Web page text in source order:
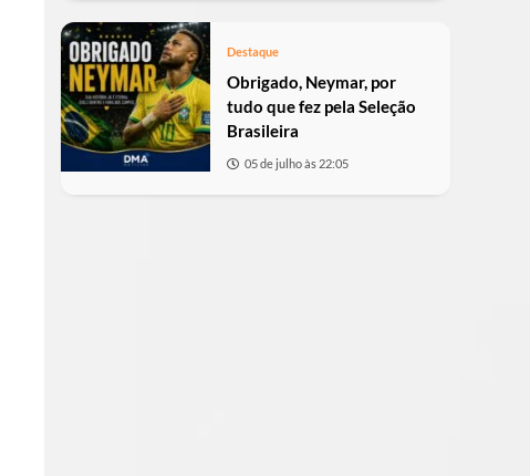
Destaque
Obrigado, Neymar, por
tudo que fez pela Seleção
Brasileira
05 de julho às 22:05